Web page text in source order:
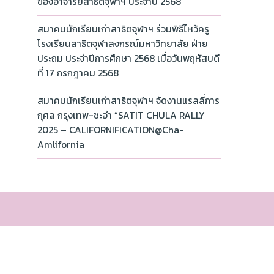
สมาคมนักเรียนเก่าสาธิตจุฬาฯ ร่วมพิธีไหว้ครู
โรงเรียนสาธิตจุฬาลงกรณ์มหาวิทยาลัย ฝ่าย
ประถม ประจำปีการศึกษา 2568 เมื่อวันพฤหัสบดี
ที่ 17 กรกฎาคม 2568
สมาคมนักเรียนเก่าสาธิตจุฬาฯ จัดงานแรลลี่การ
กุศล กรุงเทพ-ชะอำ “SATIT CHULA RALLY
2025 – CALIFORNIFICATION@Cha-
Amlifornia